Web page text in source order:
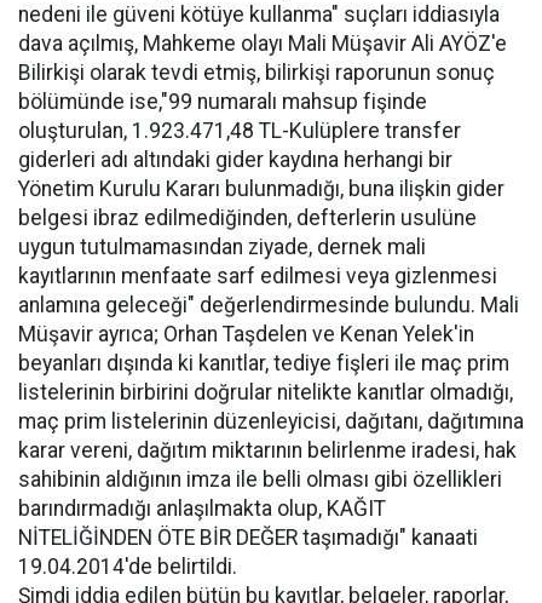
nedeni ile güveni kötüye kullanma" suçları iddiasıyla
dava açılmış, Mahkeme olayı Mali Müşavir Ali AYÖZ'e
Bilirkişi olarak tevdi etmiş, bilirkişi raporunun sonuç
bölümünde ise,"99 numaralı mahsup fişinde
oluşturulan, 1.923.471,48 TL-Kulüplere transfer
giderleri adı altındaki gider kaydına herhangi bir
Yönetim Kurulu Kararı bulunmadığı, buna ilişkin gider
belgesi ibraz edilmediğinden, defterlerin usulüne
uygun tutulmamasından ziyade, dernek mali
kayıtlarının menfaate sarf edilmesi veya gizlenmesi
anlamına geleceği" değerlendirmesinde bulundu. Mali
Müşavir ayrıca; Orhan Taşdelen ve Kenan Yelek'in
beyanları dışında ki kanıtlar, tediye fişleri ile maç prim
listelerinin birbirini doğrular nitelikte kanıtlar olmadığı,
maç prim listelerinin düzenleyicisi, dağıtanı, dağıtımına
karar vereni, dağıtım miktarının belirlenme iradesi, hak
sahibinin aldığının imza ile belli olması gibi özellikleri
barındırmadığı anlaşılmakta olup, KAĞIT
NİTELİĞİNDEN ÖTE BİR DEĞER taşımadığı" kanaati
19.04.2014'de belirtildi.
Şimdi iddia edilen bütün bu kayıtlar, belgeler, raporlar,